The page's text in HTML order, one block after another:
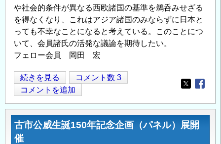
や社会的条件が異なる西欧諸国の基準を鵜呑みせざる
を得なくなり、これはアジア諸国のみならずに日本と
っても不幸なことになると考えている。このことにつ
いて、会員諸氏の活発な議論を期待したい。
フェロー会員 岡田 宏
ア
ジ
ア・
コ
ー
ド
続きを見る
コメント数 3
コメントを追加
Opens in
古市公威生誕150年記念企画（パネル）展開
催